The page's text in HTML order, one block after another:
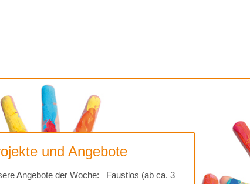
und Angebote
Angebote der Woche: Faustlos (ab ca. 3